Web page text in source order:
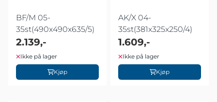
BF/M 05-
35st(490x490x635/5)
2.139,-
Ikke på lager
Kjøp
AK/X 04-
35st(381x325x250/4)
1.609,-
Ikke på lager
Kjøp